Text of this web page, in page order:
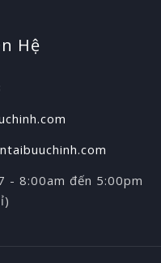
Hệ
- 8:00am đến 5:00pm